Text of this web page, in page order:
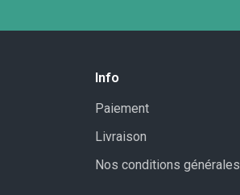
Info
Paiement
Livraison
Nos conditions générales